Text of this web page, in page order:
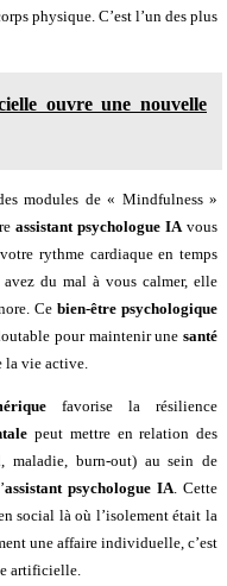
physique. C’est l’un des plus
ouvre une nouvelle
modules de « Mindfulness »
assistant psychologue IAvous
rythme cardiaque en temps
du mal à vous calmer, elle
Ce bien-être psychologique
pour maintenir une santé
la vie active.
favorise la résilience
peut mettre en relation des
maladie, burn-out) au sein de
assistant psychologue IA. Cette
social là où l’isolement était la
une affaire individuelle, c’est
artificielle.